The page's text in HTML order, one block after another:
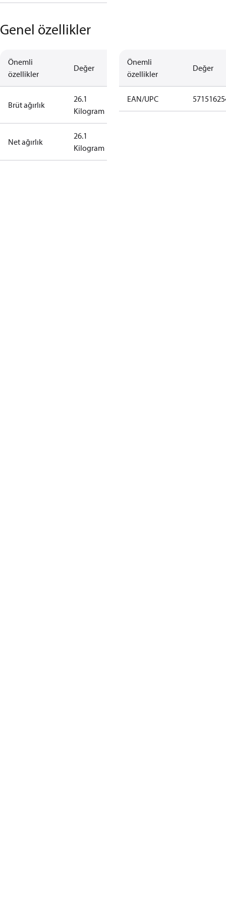
Genel özellikler
Önemli
özellikler
Değer
Brüt ağırlık
26.1
Kilogram
Net ağırlık
26.1
Kilogram
Önemli
özellikler
Değer
EAN/UPC